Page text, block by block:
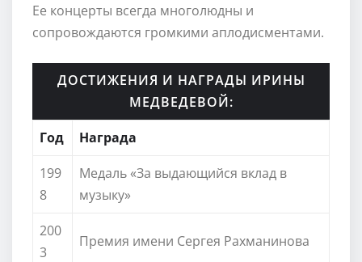
Ее концерты всегда многолюдны и
сопровождаются громкими аплодисментами.
ДОСТИЖЕНИЯ И НАГРАДЫ ИРИНЫ
МЕДВЕДЕВОЙ:
Год
Награда
199
8
Медаль «За выдающийся вклад в
музыку»
200
3
Премия имени Сергея Рахманинова